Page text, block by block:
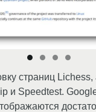
страниц Lichess,
и Speedtest.